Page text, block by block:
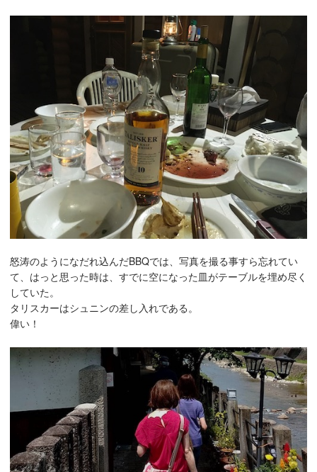
怒涛のようになだれ込んだBBQでは、写真を撮る事すら忘れてい
て、はっと思った時は、すでに空になった皿がテーブルを埋め尽く
していた。
タリスカーはシュニンの差し入れである。
偉い！